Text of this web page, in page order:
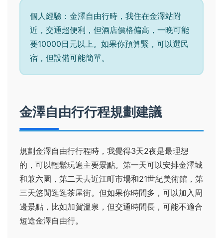
個人經驗：金澤自由行時，我住在金澤站附
近，交通超便利，但酒店價格偏高，一晚可能
要10000日元以上。如果你預算緊，可以選民
宿，但設備可能簡單。
金澤自由行行程規劃建議
規劃金澤自由行行程時，我覺得3天2夜是最理想
的，可以輕鬆玩遍主要景點。第一天可以安排金澤城
和兼六園，第二天去近江町市場和21世紀美術館，第
三天悠閒逛逛茶屋街。但如果你時間多，可以加入周
邊景點，比如加賀溫泉，但交通時間長，可能不適合
短途金澤自由行。